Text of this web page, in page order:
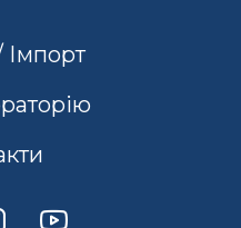
Імпорт